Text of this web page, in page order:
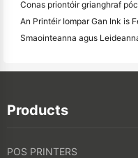
Products
POS PRINTERS